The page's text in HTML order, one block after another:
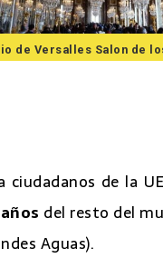
de Versalles Salon de
ciudadanos de la
del resto del
Aguas).